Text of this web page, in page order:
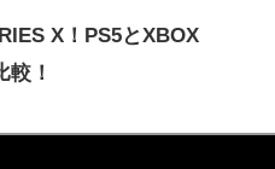
X！PS5とXBOX
！